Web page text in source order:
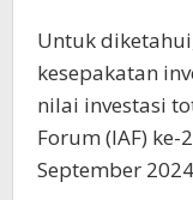
Untuk
kesepakatan
nilai investasi
Forum (IAF)
September